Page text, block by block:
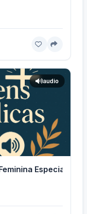
audio
Especial -